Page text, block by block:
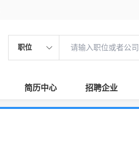
职位
简历中心 招聘企业